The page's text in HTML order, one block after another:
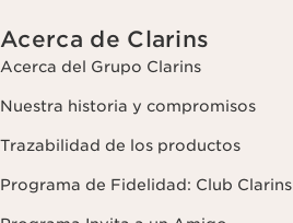
Acerca de Clarins
Acerca del Grupo Clarins
Nuestra historia y compromisos
Trazabilidad de los productos
Programa de Fidelidad: Club Clarins